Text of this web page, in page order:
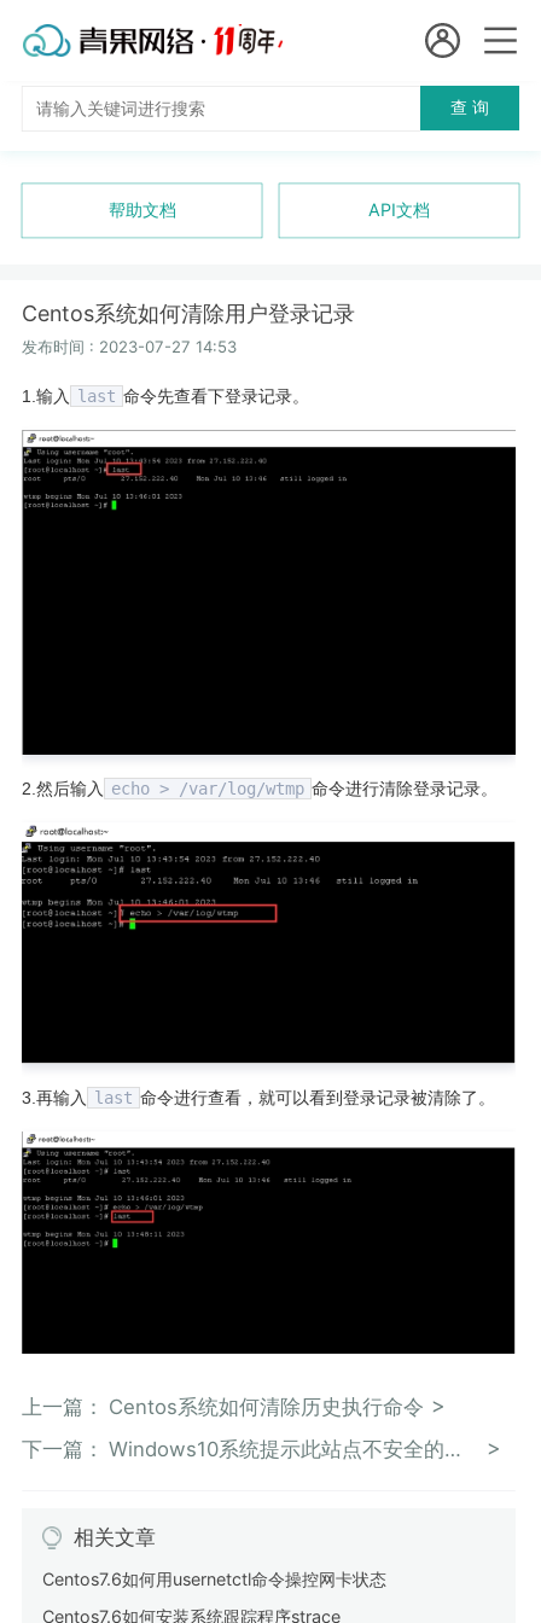
国
短效代理
隧道代理
独享代理
进入控制台
退出
查 询
帮助文档 API文档
Centos系统如何清除用户登录记录
发布时间 : 2023-07-27 14:53
1.输入 last 命令先查看下登录记录。
2.然后输入 echo > /var/log/wtmp 命令进行清除登录记录。
3.再输入 last 命令进行查看，就可以看到登录记录被清除了。
上一篇： Centos系统如何清除历史执行命令
下一篇： Windows10系统提示此站点不安全的解决办法
相关文章
Centos7.6如何用usernetctl命令操控网卡状态
Centos7.6如何安装系统跟踪程序strace